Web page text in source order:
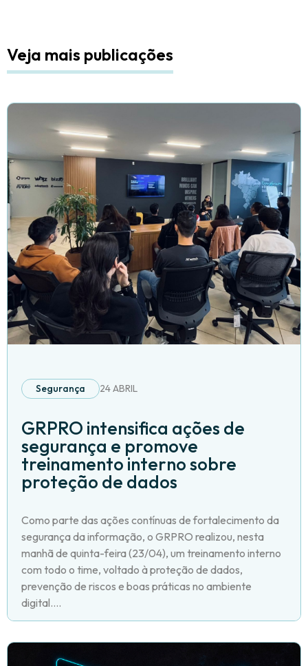
Veja mais publicações
Segurança 24 ABRIL
GRPRO intensifica ações de
segurança e promove
treinamento interno sobre
proteção de dados
Como parte das ações contínuas de fortalecimento da
segurança da informação, o GRPRO realizou, nesta
manhã de quinta-feira (23/04), um treinamento interno
com todo o time, voltado à proteção de dados,
prevenção de riscos e boas práticas no ambiente
digital....